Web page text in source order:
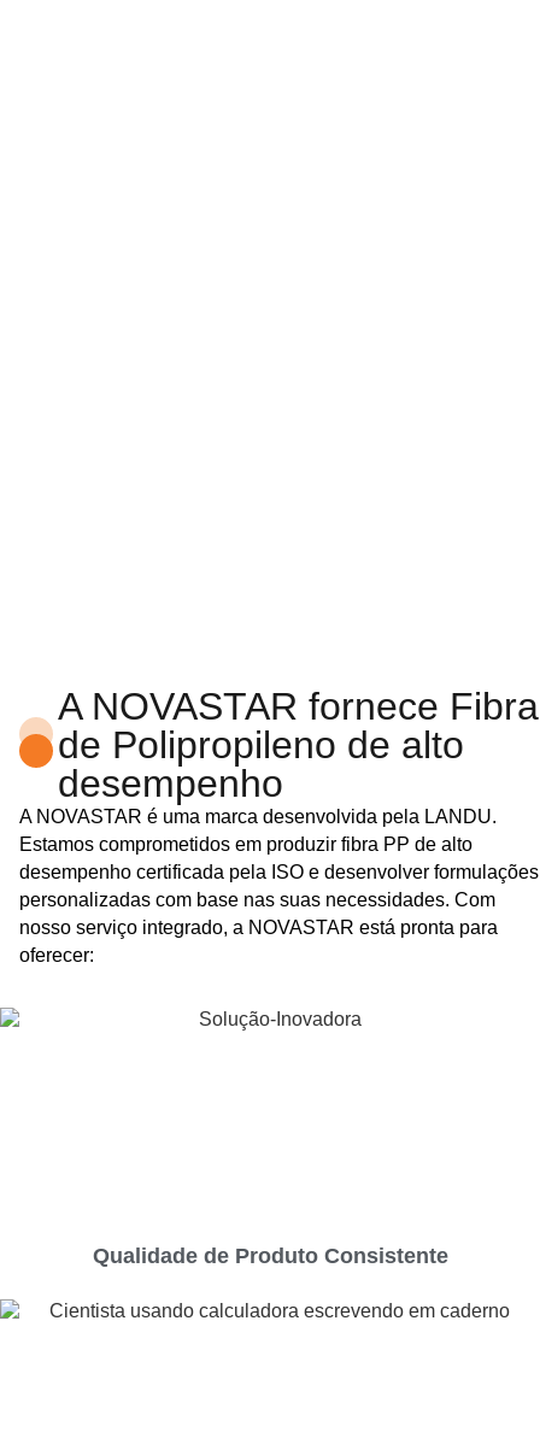
A NOVASTAR fornece Fibra
de Polipropileno de alto
desempenho
A NOVASTAR é uma marca desenvolvida pela LANDU.
Estamos comprometidos em produzir fibra PP de alto
desempenho certificada pela ISO e desenvolver formulações
personalizadas com base nas suas necessidades. Com
nosso serviço integrado, a NOVASTAR está pronta para
oferecer:
Qualidade de Produto Consistente